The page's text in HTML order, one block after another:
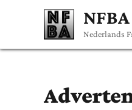
NFBA
Nederlands